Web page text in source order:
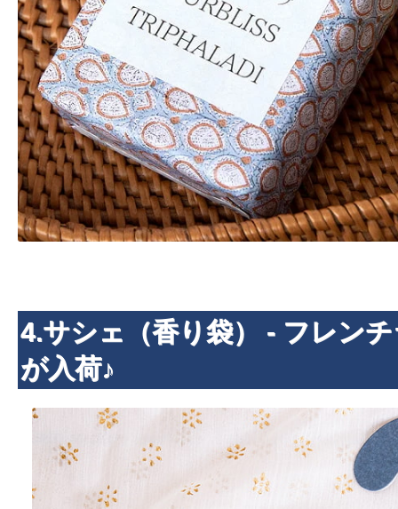
4.サシェ（香り袋） - フレン
が入荷♪